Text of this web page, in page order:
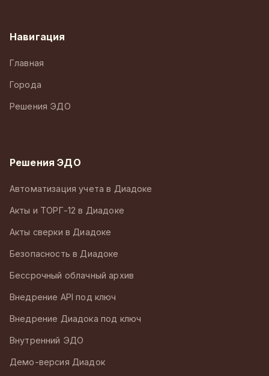
Навигация
Главная
Города
Решения ЭДО
Решения ЭДО
Автоматизация учета в Диадоке
Акты и ТОРГ-12 в Диадоке
Акты сверки в Диадоке
Безопасность в Диадоке
Бессрочный облачный архив
Внедрение API под ключ
Внедрение Диадока под ключ
Внутренний ЭДО
Демо-версия Диадок